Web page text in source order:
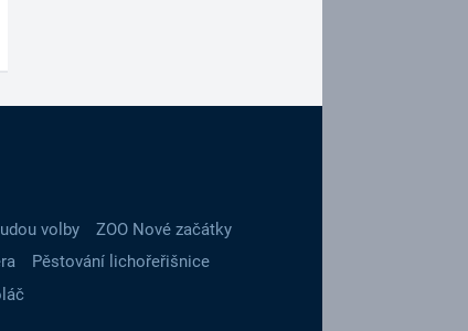
volby
ZOO Nové začátky
Pěstování lichořeřišnice